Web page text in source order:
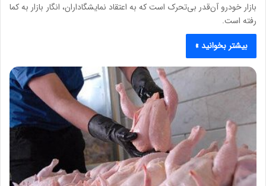
بازار خودرو آن‌قدر بی‌تحرک است که به اعتقاد نمایشگاداران، انگار بازار به کما
رفته است.
بیشتر بخوانید »